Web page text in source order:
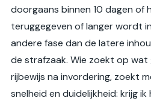
doorgaans binnen 10 dagen of
teruggegeven of langer wordt
andere fase dan de latere
de strafzaak. Wie zoekt op
rijbewijs na invordering, zoekt
snelheid en duidelijkheid: krijg